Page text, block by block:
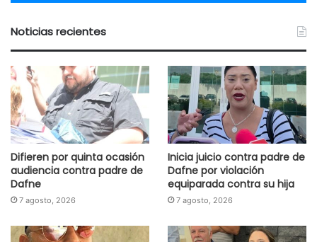
Noticias recientes
Difieren por quinta ocasión
audiencia contra padre de
Dafne
7 agosto, 2026
Inicia juicio contra padre de
Dafne por violación
equiparada contra su hija
7 agosto, 2026